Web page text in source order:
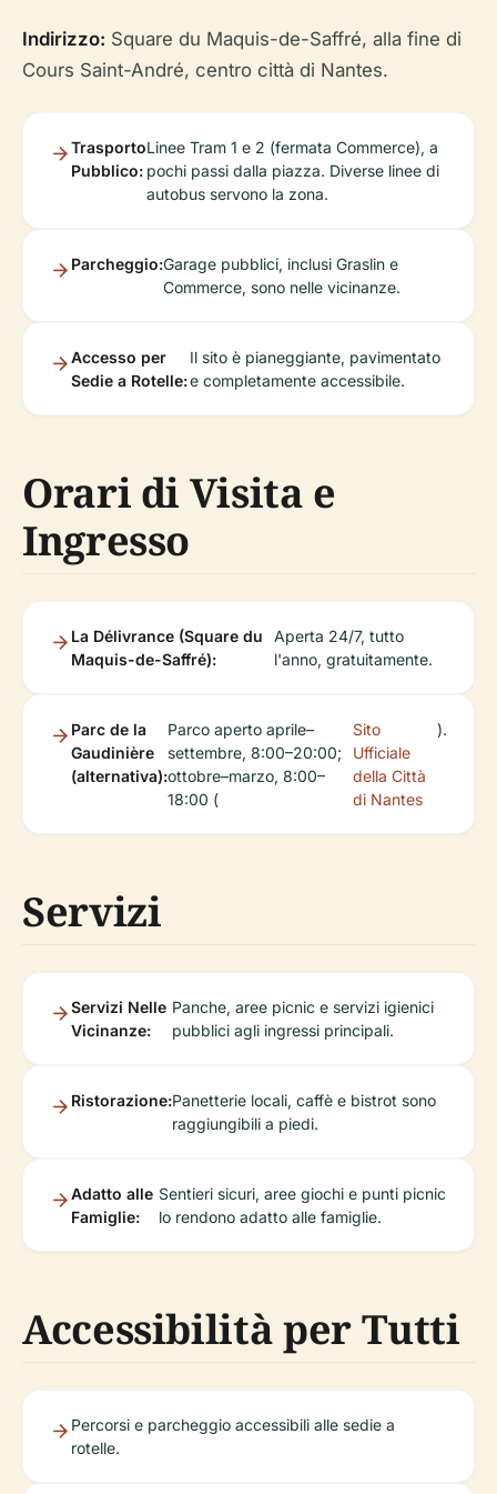
Indirizzo: Square du Maquis-de-Saffré, alla fine di
Cours Saint-André, centro città di Nantes.
Trasporto
Pubblico:
Linee Tram 1 e 2 (fermata Commerce), a
pochi passi dalla piazza. Diverse linee di
autobus servono la zona.
Parcheggio:Garage pubblici, inclusi Graslin e
Commerce, sono nelle vicinanze.
Accesso per
Sedie a Rotelle:
Il sito è pianeggiante, pavimentato
e completamente accessibile.
Orari di Visita e
Ingresso
La Délivrance (Square du
Maquis-de-Saffré):
Aperta 24/7, tutto
l'anno, gratuitamente.
Parc de la
Gaudinière
(alternativa):
Parco aperto aprile–
settembre, 8:00–20:00;
ottobre–marzo, 8:00–
18:00 (
Sito
Ufficiale
della Città
di Nantes
).
Servizi
Servizi Nelle
Vicinanze:
Panche, aree picnic e servizi igienici
pubblici agli ingressi principali.
Ristorazione:Panetterie locali, caffè e bistrot sono
raggiungibili a piedi.
Adatto alle
Famiglie:
Sentieri sicuri, aree giochi e punti picnic
lo rendono adatto alle famiglie.
Accessibilità per Tutti
Percorsi e parcheggio accessibili alle sedie a
rotelle.